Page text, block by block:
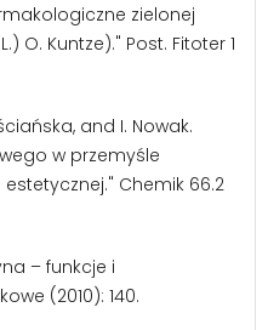
zielonej
O. Kuntze)." Post. Fitoter 1
and I. Nowak.
w przemyśle
Chemik 66.2
– funkcje i
(2010): 140.